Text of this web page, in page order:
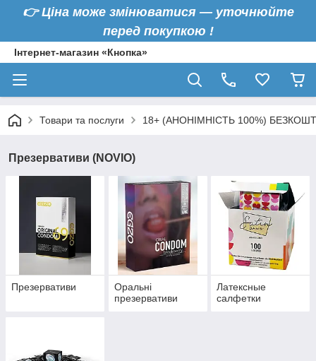
👉Ціна може змінюватися — уточнюйте
перед покупкою !
Інтернет-магазин «Кнопка»
Товари та послуги 18+ (АНОНІМНІСТЬ 100%)
Презервативи (NOVIO)
Презервативи
Оральні
презервативи
Латексные
салфетки